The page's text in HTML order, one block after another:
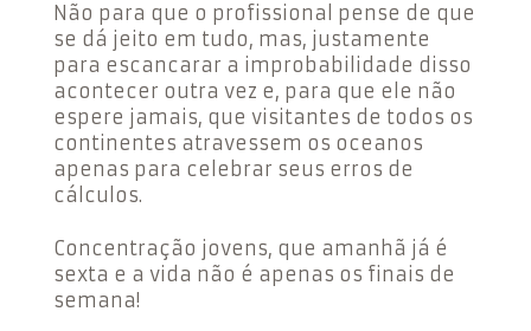
Não para que o profissional pense de que
se dá jeito em tudo, mas, justamente
para escancarar a improbabilidade disso
acontecer outra vez e, para que ele não
espere jamais, que visitantes de todos os
continentes atravessem os oceanos
apenas para celebrar seus erros de
cálculos.
Concentração jovens, que amanhã já é
sexta e a vida não é apenas os finais de
semana!